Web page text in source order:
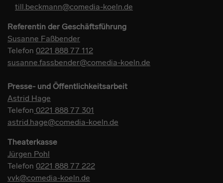
till.beckmann@comedia-koeln.de
Referentin der Geschäftsführung
Susanne Faßbender
Telefon 0221 888 77 112
susanne.fassbender@comedia-koeln.de
Presse- und Öffentlichkeitsarbeit
Astrid Hage
Telefon 0221 888 77 301
astrid.hage@comedia-koeln.de
Theaterkasse
Jürgen Pohl
Telefon 0221 888 77 222
vvk@comedia-koeln.de